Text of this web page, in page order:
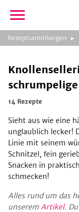
Rezeptsammlungen
14 Rezepte
Sieht aus wie eine
unglaublich lecker!
Linie mit seinem
Schnitzel, fein
Snacken in
schmecken!
Alles rund um das
unserem Artikel.